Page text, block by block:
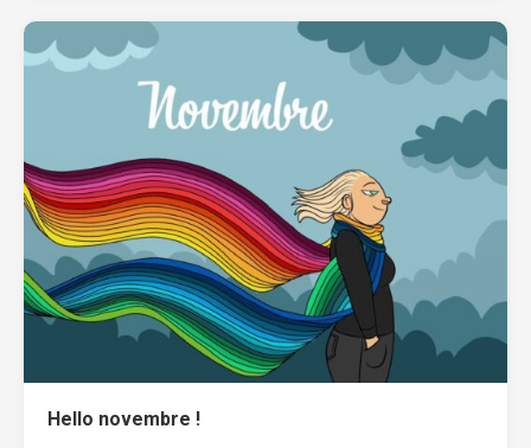
Hello novembre !